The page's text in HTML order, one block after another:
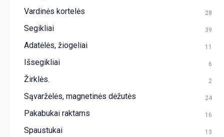
Vardinės kortelės 28
Segikliai 39
Adatėlės, žiogeliai 11
Išsegikliai 6
Žirklės. 2
Sąvaržėlės, magnetinės dėžutės 24
Pakabukai raktams 16
Spaustukai 13